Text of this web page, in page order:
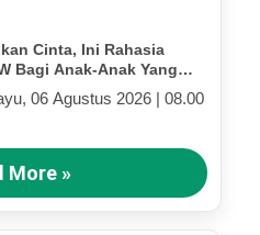
Cinta, Ini Rahasia
Bagi Anak-Anak Yang
06 Agustus 2026 | 08.00
More »